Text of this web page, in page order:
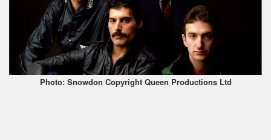
Photo: Snowdon Copyright Queen Productions Ltd